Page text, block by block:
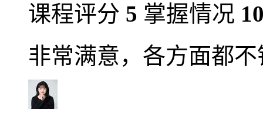
课程评分 5 掌握情况
非常满意，各方面都不